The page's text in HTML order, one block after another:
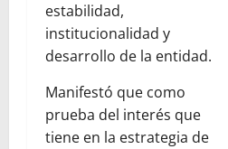
estabilidad,
institucionalidad y
desarrollo de la entidad.
Manifestó que como
prueba del interés que
tiene en la estrategia de